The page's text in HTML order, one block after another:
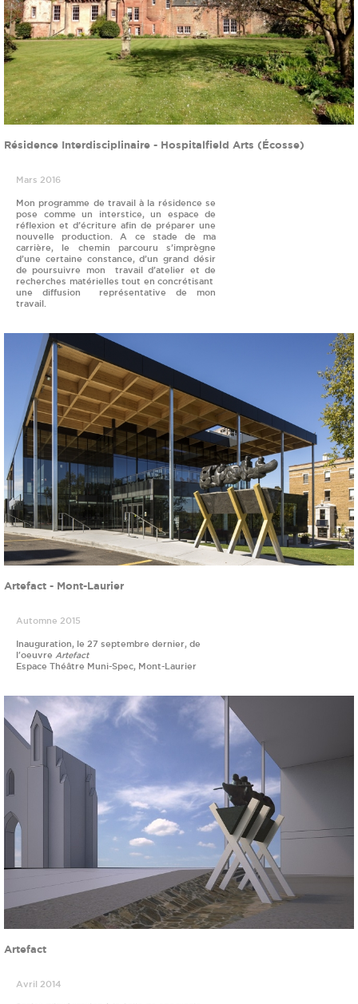
Résidence Interdisciplinaire - Hospitalfield Arts (Écosse)
Mars 2016
Mon programme de travail à la résidence se
pose comme un interstice, un espace de
réflexion et d’écriture afin de préparer une
nouvelle production. A ce stade de ma
carrière, le chemin parcouru s’imprègne
d’une certaine constance, d’un grand désir
de poursuivre mon travail d’atelier et de
recherches matérielles tout en concrétisant
une diffusion représentative de mon
travail.
Artefact - Mont-Laurier
Automne 2015
Inauguration, le 27 septembre dernier, de
l'oeuvre Artefact
Espace Théâtre Muni-Spec, Mont-Laurier
Artefact
Avril 2014